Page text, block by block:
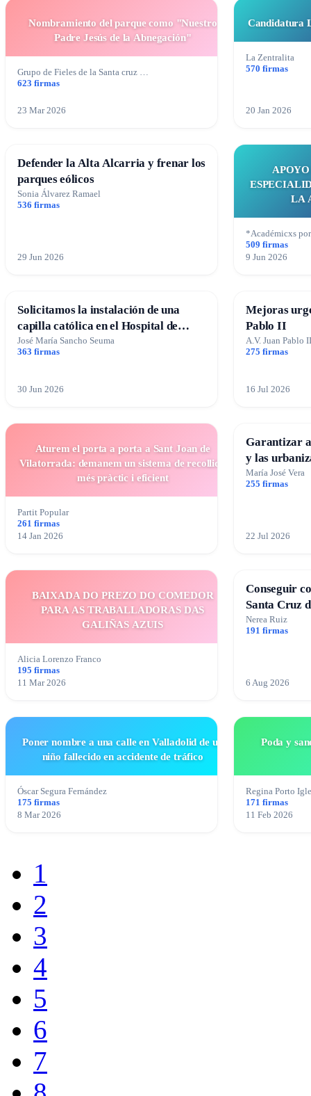
Nombramiento del parque como "Nuestro
Padre Jesús de la Abnegación"
Grupo de Fieles de la Santa cruz …
623 firmas
23 Mar 2026
Candidatura
La Zentralita
570 firmas
20 Jan 2026
Defender la Alta Alcarria y frenar los
parques eólicos
Sonia Álvarez Ramael
536 firmas
29 Jun 2026
LA
*Académicxs
509 firmas
9 Jun 2026
Solicitamos la instalación de una
capilla católica en el Hospital de
Alcañiz
José María Sancho Seuma
363 firmas
30 Jun 2026
Mejoras
Pablo II
A.V. Juan Pablo
275 firmas
16 Jul 2026
Aturem el porta a porta a Sant Joan de
Vilatorrada: demanem un sistema de recollida
més pràctic i eficient
Partit Popular
261 firmas
14 Jan 2026
Garantizar
y las
María José Vera
255 firmas
22 Jul 2026
BAIXADA DO PREZO DO COMEDOR
PARA AS TRABALLADORAS DAS
GALIÑAS AZUIS
Alicia Lorenzo Franco
195 firmas
11 Mar 2026
Conseguir
Santa Cruz
Nerea Ruiz
191 firmas
6 Aug 2026
Poner nombre a una calle en Valladolid de un
niño fallecido en accidente de tráfico
Óscar Segura Fernández
175 firmas
8 Mar 2026
Poda y
Regina Porto
171 firmas
11 Feb 2026
1
2
3
4
5
6
7